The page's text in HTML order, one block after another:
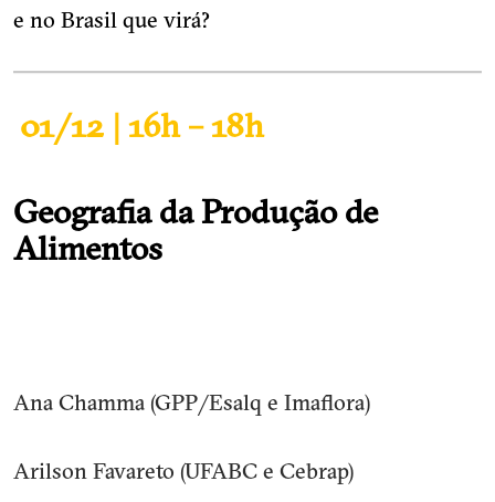
e no Brasil que virá?
01/12 | 16h – 18h
Geografia da Produção de
Alimentos
Ana Chamma (GPP/Esalq e Imaflora)
Arilson Favareto (UFABC e Cebrap)